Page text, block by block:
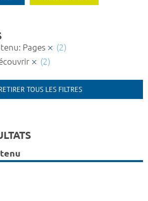
Pages
(2)
(2)
TOUS LES FILTRES